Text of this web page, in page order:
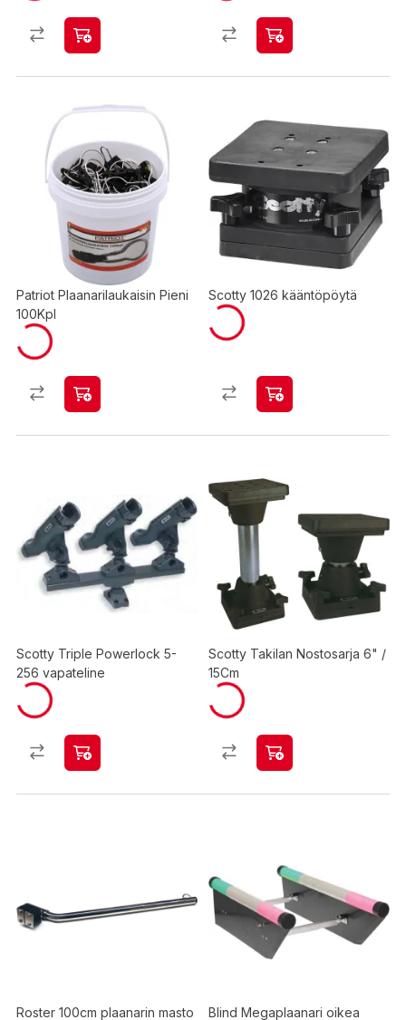
Patriot Plaanarilaukaisin Pieni
100Kpl
Scotty 1026 kääntöpöytä
Scotty Triple Powerlock 5-
256 vapateline
Scotty Takilan Nostosarja 6" /
15Cm
Roster 100cm plaanarin masto Blind Megaplaanari oikea